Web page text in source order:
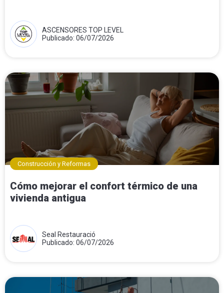
ASCENSORES TOP LEVEL
Publicado: 06/07/2026
Construcción y Reformas
Cómo mejorar el confort térmico de una
vivienda antigua
Seal Restauració
Publicado: 06/07/2026